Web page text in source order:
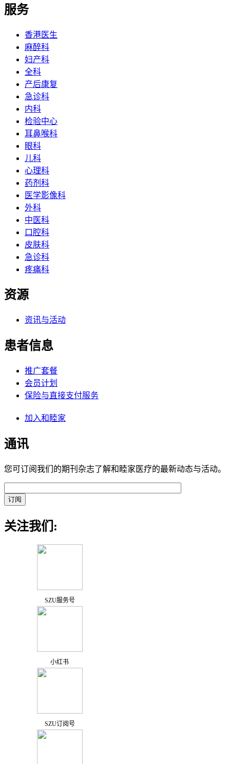
服务
香港医生
麻醉科
妇产科
全科
产后康复
急诊科
内科
检验中心
耳鼻喉科
眼科
儿科
心理科
药剂科
医学影像科
外科
中医科
口腔科
皮肤科
急诊科
疼痛科
资源
资讯与活动
患者信息
推广套餐
会员计划
保险与直接支付服务
加入和睦家
通讯
您可订阅我们的期刊杂志了解和睦家医疗的最新动态与活动。
关注我们:
SZU服务号
小红书
SZU订阅号